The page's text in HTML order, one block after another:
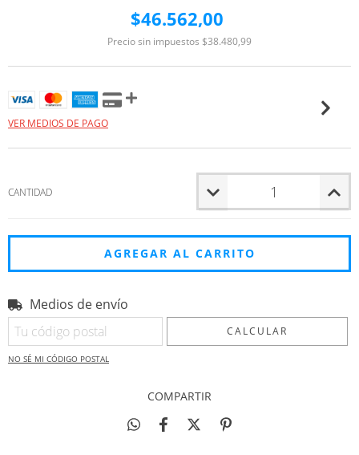
$46.562,00
Precio sin impuestos $38.480,99
VER MEDIOS DE PAGO
CANTIDAD
Entregas para el CP:
Medios de envío
CALCULAR
NO SÉ MI CÓDIGO POSTAL
COMPARTIR